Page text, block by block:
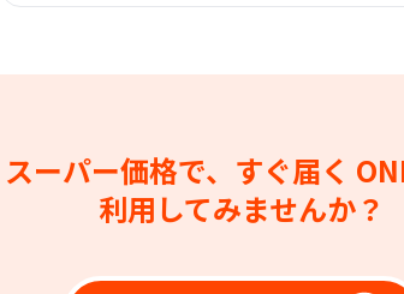
スーパー価格で、すぐ届く
利用してみませんか？